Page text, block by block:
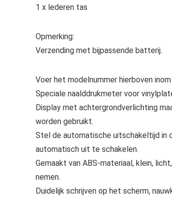
1 x lederen tas
Opmerking:
Verzending met bijpassende batterij.
Voer het modelnummer hierboven
Speciale naalddrukmeter voor
Display met achtergrondverlichting
worden gebruikt.
Stel de automatische uitschakeltijd in
automatisch uit te schakelen.
Gemaakt van ABS-materiaal, klein,
nemen.
Duidelijk schrijven op het scherm,